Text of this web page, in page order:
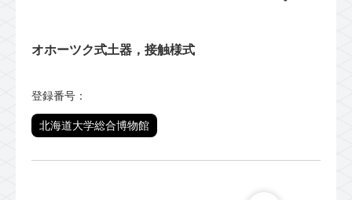
オホーツク式土器，接触様式
登録番号：
北海道大学総合博物館